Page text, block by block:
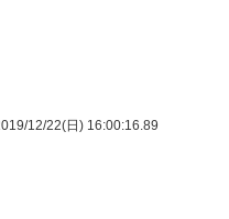
12/22(日) 16:00:16.89